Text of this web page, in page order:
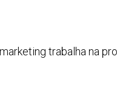
trabalha na